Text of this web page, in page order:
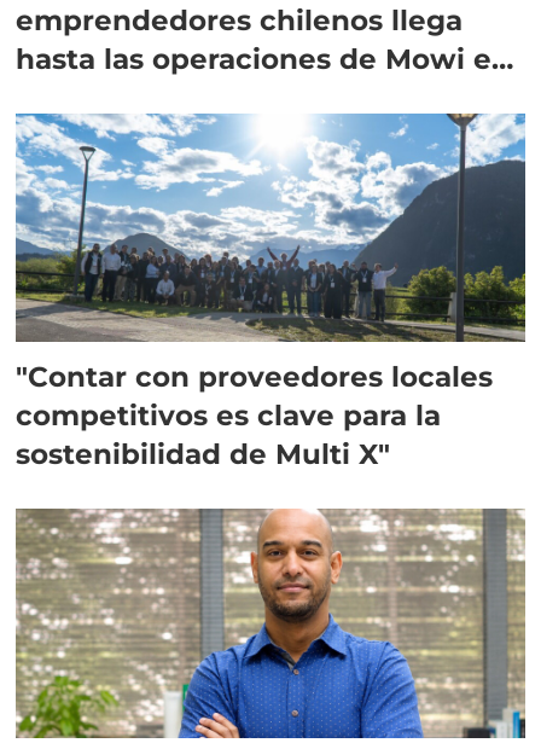
emprendedores chilenos llega
hasta las operaciones de Mowi en
"Contar con proveedores locales
competitivos es clave para la
sostenibilidad de Multi X"